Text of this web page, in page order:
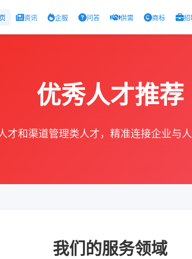
资讯 企服 问答 供需 商标 招
优秀人才推荐
才和渠道管理类人才，精准连接企业与
我们的服务领域